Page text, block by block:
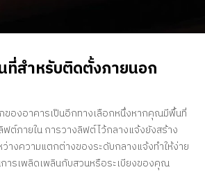
TH
ที่สําหรับติดตั้งภายนอก
องอาคารเป็นอีกทางเลือกหนึ่งหากคุณมีพื้นที่
ต์ภายใน การวางลิฟต์ไว้กลางแจ้งยังสร้าง
างความแตกต่างของระดับกลางแจ้งทําให้ง่าย
ารเพลิดเพลินกับสวนหรือระเบียงของคุณ